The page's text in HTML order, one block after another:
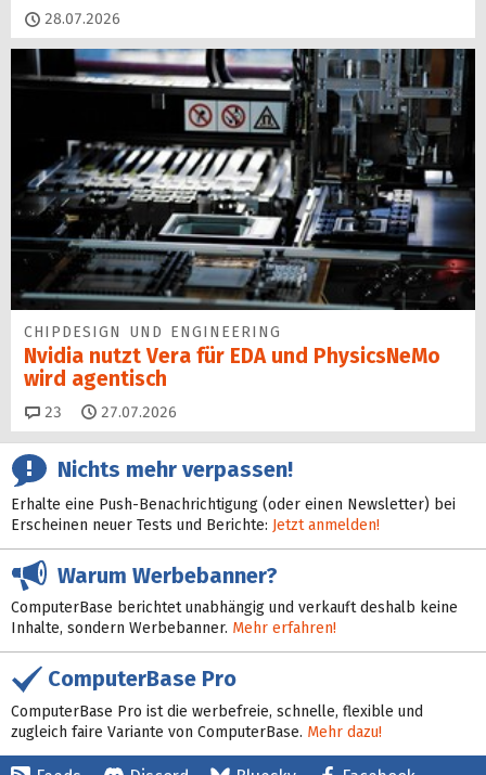
28.07.2026
CHIPDESIGN UND ENGINEERING
Nvidia nutzt Vera für EDA und PhysicsNeMo
wird agentisch
23 Kommentare
27.07.2026
Nichts mehr verpassen!
Erhalte eine Push-Benachrichtigung (oder einen Newsletter) bei
Erscheinen neuer Tests und Berichte: Jetzt anmelden!
Warum Werbebanner?
ComputerBase berichtet unabhängig und verkauft deshalb keine
Inhalte, sondern Werbebanner. Mehr erfahren!
ComputerBase Pro
ComputerBase Pro ist die werbefreie, schnelle, flexible und
zugleich faire Variante von ComputerBase. Mehr dazu!